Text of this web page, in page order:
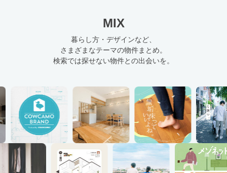
MIX
暮らし方・デザインなど、
さまざまなテーマの物件まとめ。
検索では探せない物件との出会いを。